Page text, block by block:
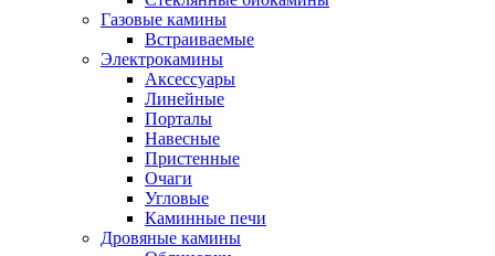
Газовые камины
Встраиваемые
Электрокамины
Аксессуары
Линейные
Порталы
Навесные
Пристенные
Очаги
Угловые
Каминные печи
Дровяные камины